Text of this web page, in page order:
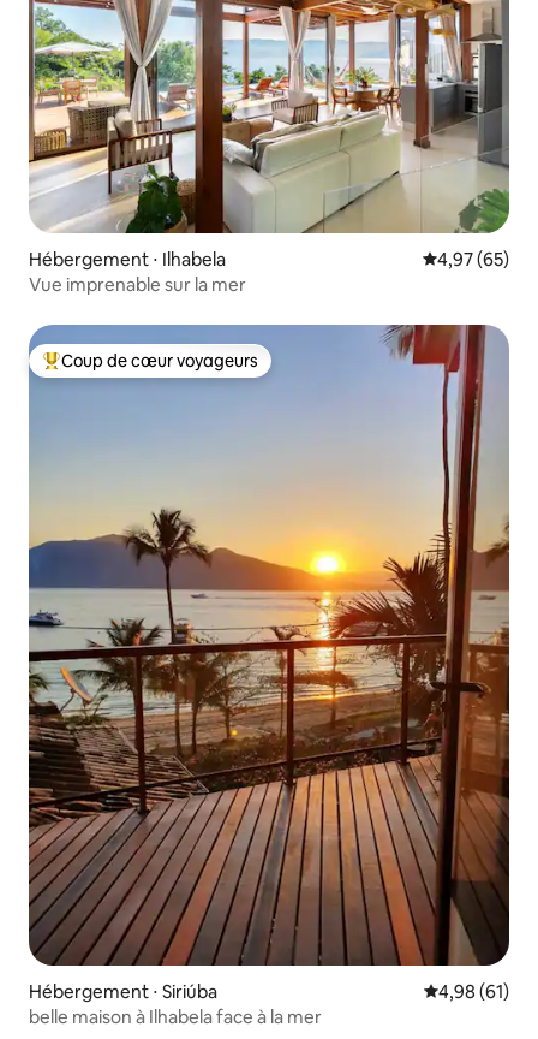
Hébergement ⋅ Ilhabela Évaluation
4,97 (65)
Vue imprenable sur la mer
Coups de cœur voyageurs les plus appréciés
Coup de cœur voyageurs
Hébergement ⋅ Siriúba Évaluation
4,98 (61)
belle maison à Ilhabela face à la mer